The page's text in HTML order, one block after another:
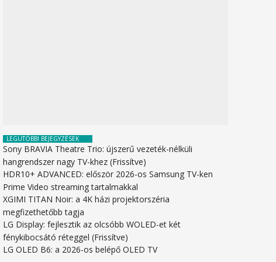
LEGUTÓBBI BEJEGYZÉSEK
Sony BRAVIA Theatre Trio: újszerű vezeték-nélküli
hangrendszer nagy TV-khez (Frissítve)
HDR10+ ADVANCED: először 2026-os Samsung TV-ken
Prime Video streaming tartalmakkal
XGIMI TITAN Noir: a 4K házi projektorszéria
megfizethetőbb tagja
LG Display: fejlesztik az olcsóbb WOLED-et két
fénykibocsátó réteggel (Frissítve)
LG OLED B6: a 2026-os belépő OLED TV